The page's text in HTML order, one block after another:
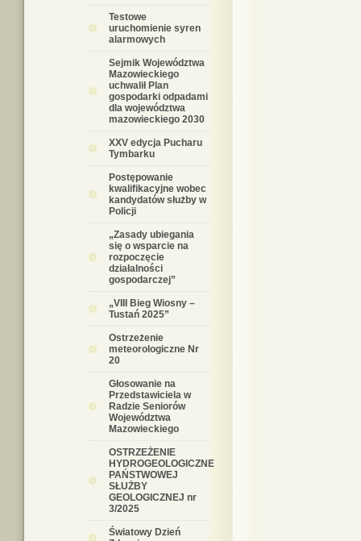
Testowe
uruchomienie syren
alarmowych
Sejmik Województwa
Mazowieckiego
uchwalił Plan
gospodarki odpadami
dla województwa
mazowieckiego 2030
XXV edycja Pucharu
Tymbarku
Postępowanie
kwalifikacyjne wobec
kandydatów służby w
Policji
„Zasady ubiegania
się o wsparcie na
rozpoczęcie
działalności
gospodarczej”
„VIII Bieg Wiosny –
Tustań 2025”
Ostrzeżenie
meteorologiczne Nr
20
Głosowanie na
Przedstawiciela w
Radzie Seniorów
Województwa
Mazowieckiego
OSTRZEŻENIE
HYDROGEOLOGICZNE
PAŃSTWOWEJ
SŁUŻBY
GEOLOGICZNEJ nr
3/2025
Światowy Dzień